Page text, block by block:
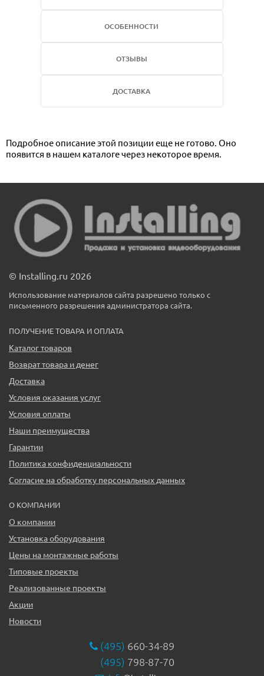
ОСОБЕННОСТИ
ОТЗЫВЫ
ДОСТАВКА
Подробное описание этой позиции еще не готово. Оно
появится в нашем каталоге через некоторое время.
© Installing.ru 2026
Использование материалов сайта разрешено только с
письменного разрешения администратора сайта.
ПОЛУЧЕНИЕ ТОВАРА И ОПЛАТА
Каталог товаров
Возврат товара и денег
Доставка
Условия оказания услуг
Условия оплаты
Наши преимущества
Гарантии
Политика конфиденциальности
Согласие на обработку персональных данных
О КОМПАНИИ
О компании
Установка оборудования
Цены на монтажные работы
Типовые проекты
Реализованные проекты
Акции
Новости
(495) 660-34-89
(495) 798-87-70